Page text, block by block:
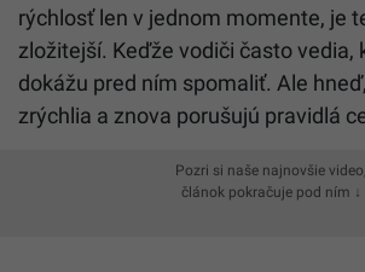
rýchlosť len v jednom momente, je
zložitejší. Keďže vodiči často vedia,
dokážu pred ním spomaliť. Ale
zrýchlia a znova porušujú pravidlá
Pozri si naše najnovšie video,
článok pokračuje pod ním ↓